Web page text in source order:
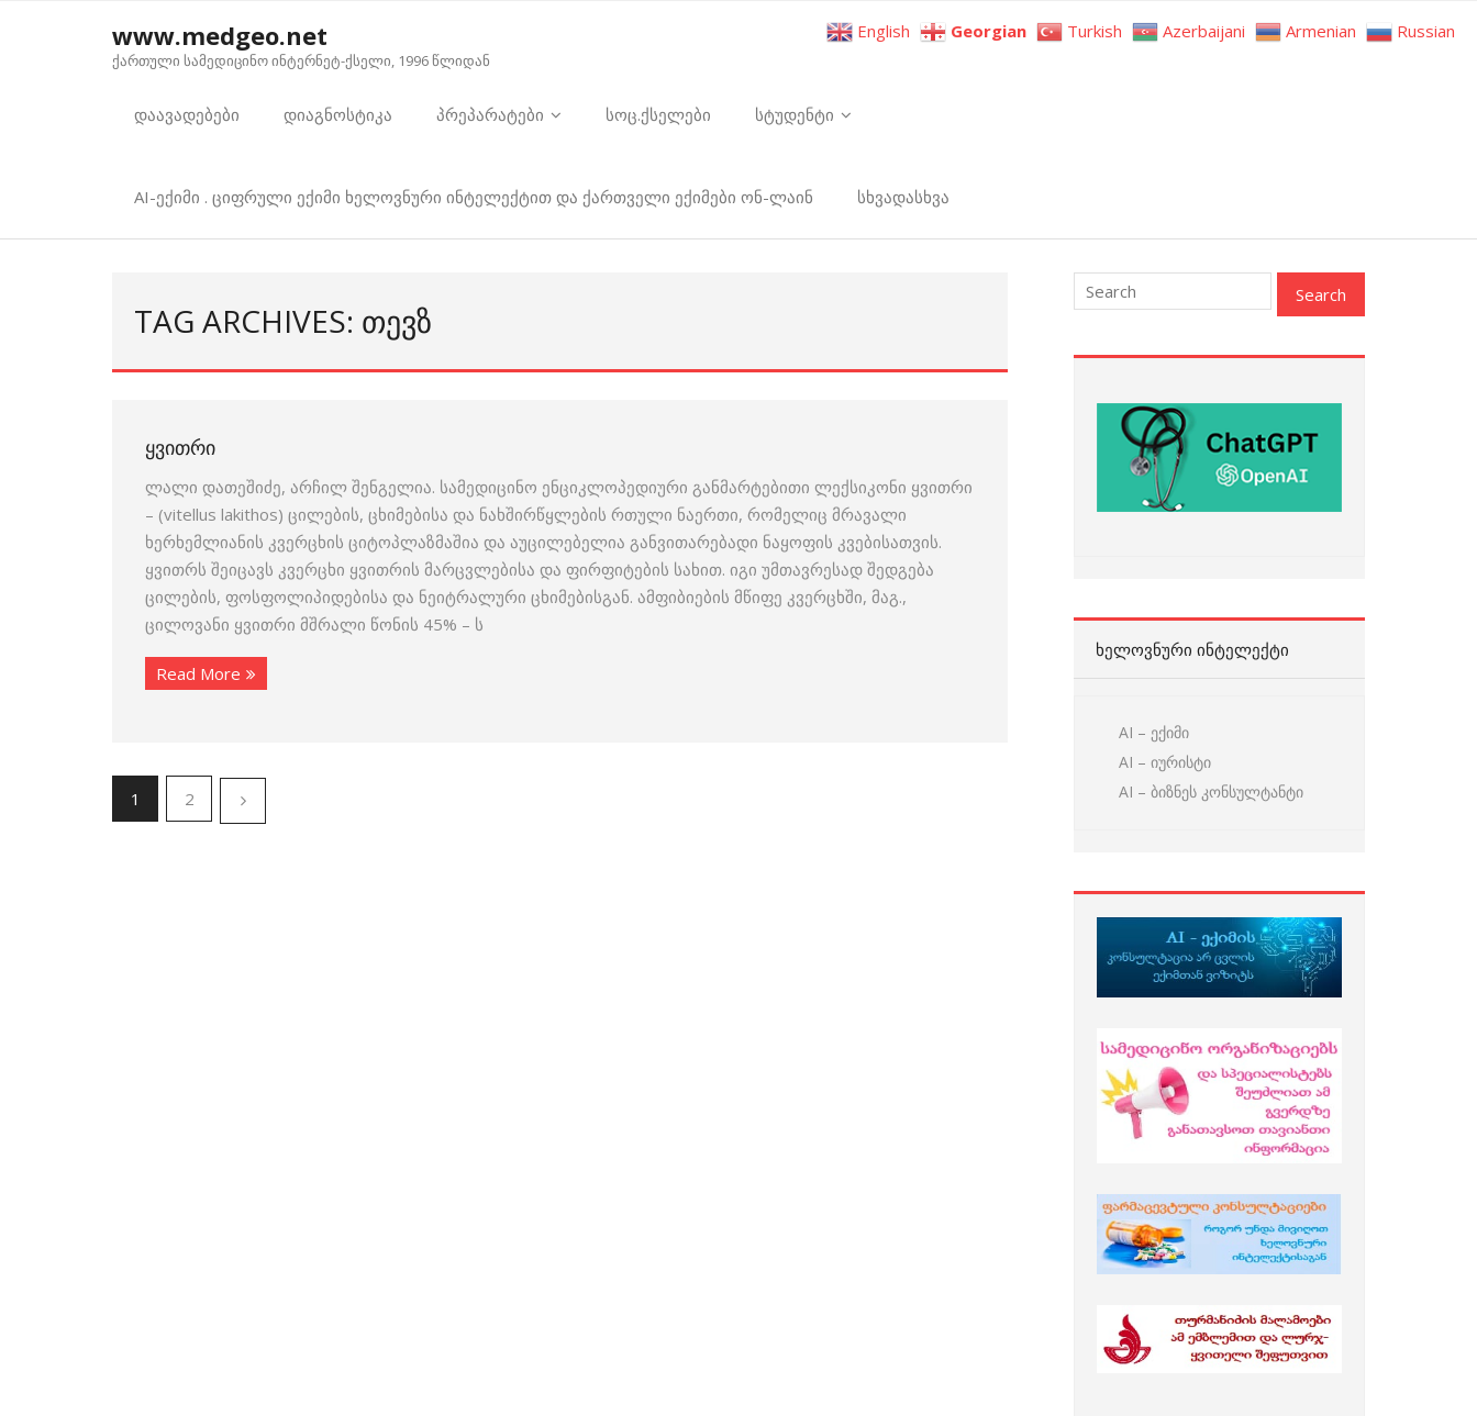
www.medgeo.net
ქართული სამედიცინო ინტერნეტ-ქსელი, 1996 წლიდან
დაავადებები დიაგნოსტიკა პრეპარატები სოც.ქსელები სტუდენტი
AI-ექიმი . ციფრული ექიმი ხელოვნური ინტელექტით და ქართველი ექიმები ონ-ლაინ სხვადასხვა
TAG ARCHIVES: ᲗᲔᲕᲖ
ᲧᲕᲘᲗᲠᲘ
ლალი დათეშიძე, არჩილ შენგელია. სამედიცინო ენციკლოპედიური განმარტებითი ლექსიკონი ყვითრი
– (vitellus lakithos) ცილების, ცხიმებისა და ნახშირწყლების რთული ნაერთი, რომელიც მრავალი
ხერხემლიანის კვერცხის ციტოპლაზმაშია და აუცილებელია განვითარებადი ნაყოფის კვებისათვის.
ყვითრს შეიცავს კვერცხი ყვითრის მარცვლებისა და ფირფიტების სახით. იგი უმთავრესად შედგება
ცილების, ფოსფოლიპიდებისა და ნეიტრალური ცხიმებისგან. ამფიბიების მწიფე კვერცხში, მაგ.,
ცილოვანი ყვითრი მშრალი წონის 45% – ს
Read More
1 2
ᲮᲔᲚᲝᲕᲜᲣᲠᲘ ᲘᲜᲢᲔᲚᲔᲥᲢᲘ
AI – ექიმი
AI – იურისტი
AI – ბიზნეს კონსულტანტი
English Georgian Turkish Azerbaijani Armenian Russian